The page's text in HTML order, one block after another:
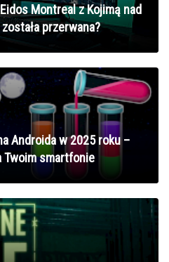
Montreal z Kojimą nad
przerwana?
Androida w 2025 roku –
Twoim smartfonie